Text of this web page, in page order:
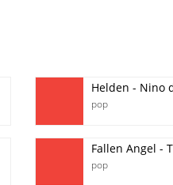
Helden - Nino
pop
Fallen Angel -
pop